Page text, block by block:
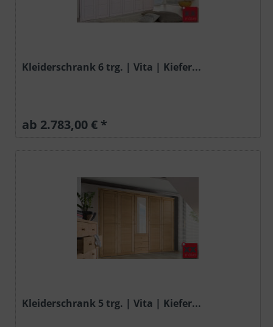
Kleiderschrank 6 trg. | Vita | Kiefer...
ab 2.783,00 € *
Kleiderschrank 5 trg. | Vita | Kiefer...